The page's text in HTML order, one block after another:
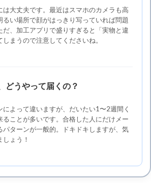
は大丈夫です。最近はスマホのカメラも高
るい場所で顔がはっきり写っていれば問題
だ、加工アプリで盛りすぎると「実物と違
しまうので注意してくださいね。
どうやって届くの？
によって違いますが、だいたい1〜2週間く
ることが多いです。合格した人にだけメー
パターンが一般的。ドキドキしますが、気
ょう！